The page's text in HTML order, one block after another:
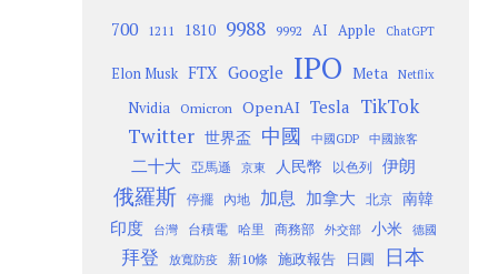
700 1211 1810 9988 9992 AI Apple ChatGPT
Elon Musk FTX Google IPO Meta Netflix
Nvidia Omicron OpenAI Tesla TikTok
Twitter 世界盃 中國 中國GDP 中國旅客
二十大 亞馬遜 京東 人民幣 以色列 伊朗
俄羅斯 停擺 內地 加息 加拿大 北京
南韓
印度
台灣 台積電 哈里 商務部 外交部 小米 德國
拜登 放寬防疫 新10條 施政報告 日圓 日本